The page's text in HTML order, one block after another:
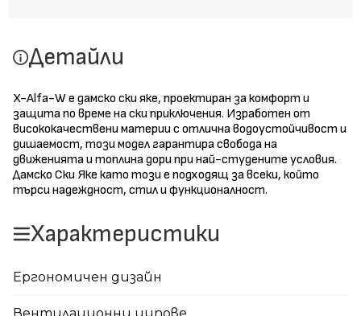
Детайли
X-Alfa-W е дамско ски яке, проектиран за комфорт и
защита по време на ски приключения. Изработен от
висококачествени материи с отлична водоустойчивост и
дишаемост, този модел гарантира свобода на
движенията и топлина дори при най-студените условия.
Дамско Ски Яке като този е подходящ за всеки, който
търси надеждност, стил и функционалност.
Характеристики
Ергономичен дизайн